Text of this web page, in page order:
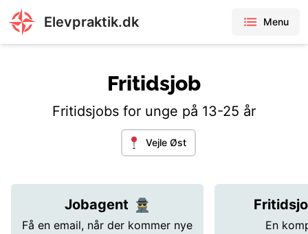
Elevpraktik.dk Menu
Fritidsjob
Fritidsjobs for unge på 13-25 år
Vejle Øst
Jobagent
Få en email, når der kommer nye
En